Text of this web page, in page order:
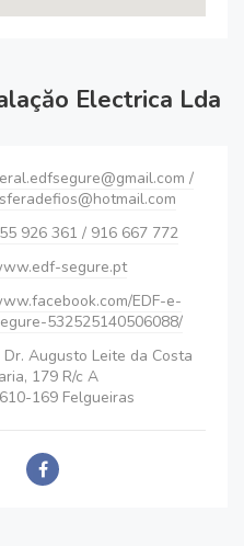
Electrica Lda
/
926 361 / 916 667 772
segure.pt
EDF-e-
532525140506088/
Dr. Augusto Leite da Costa
179 R/c A
169 Felgueiras